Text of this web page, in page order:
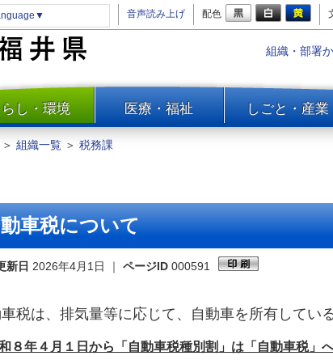
▼ 音声読み上げ 配色
組織・部署
一覧
らし・環境 医療・福祉 しごと・産業
エネルギー
・土地
題・廃棄物対策・リサ
砂防・港湾
＞ 組織一覧 ＞ 税務課
車税について
新日 2026年4月1日 ｜ ページID 000591
税は、排気量等に応じて、自動車を所有してい
８年４月１日から「自動車税種別割」は「自動車税」